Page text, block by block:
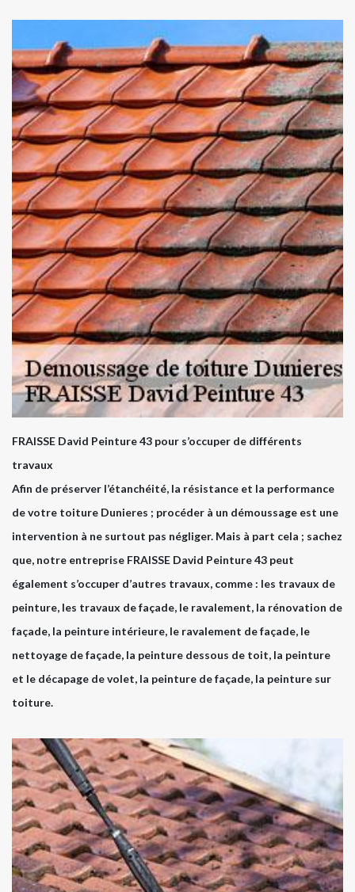
FRAISSE David Peinture 43 pour s’occuper de différents
travaux
Afin de préserver l’étanchéité, la résistance et la performance
de votre toiture Dunieres ; procéder à un démoussage est une
intervention à ne surtout pas négliger. Mais à part cela ; sachez
que, notre entreprise FRAISSE David Peinture 43 peut
également s’occuper d’autres travaux, comme : les travaux de
peinture, les travaux de façade, le ravalement, la rénovation de
façade, la peinture intérieure, le ravalement de façade, le
nettoyage de façade, la peinture dessous de toit, la peinture
et le décapage de volet, la peinture de façade, la peinture sur
toiture.